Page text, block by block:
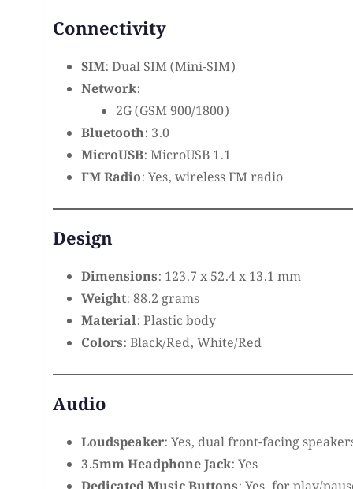
Connectivity
SIM: Dual SIM (Mini-SIM)
Network:
2G (GSM 900/1800)
Bluetooth: 3.0
MicroUSB: MicroUSB 1.1
FM Radio: Yes, wireless FM radio
Design
Dimensions: 123.7 x 52.4 x 13.1 mm
Weight: 88.2 grams
Material: Plastic body
Colors: Black/Red, White/Red
Audio
Loudspeaker: Yes, dual front-facing
3.5mm Headphone Jack: Yes